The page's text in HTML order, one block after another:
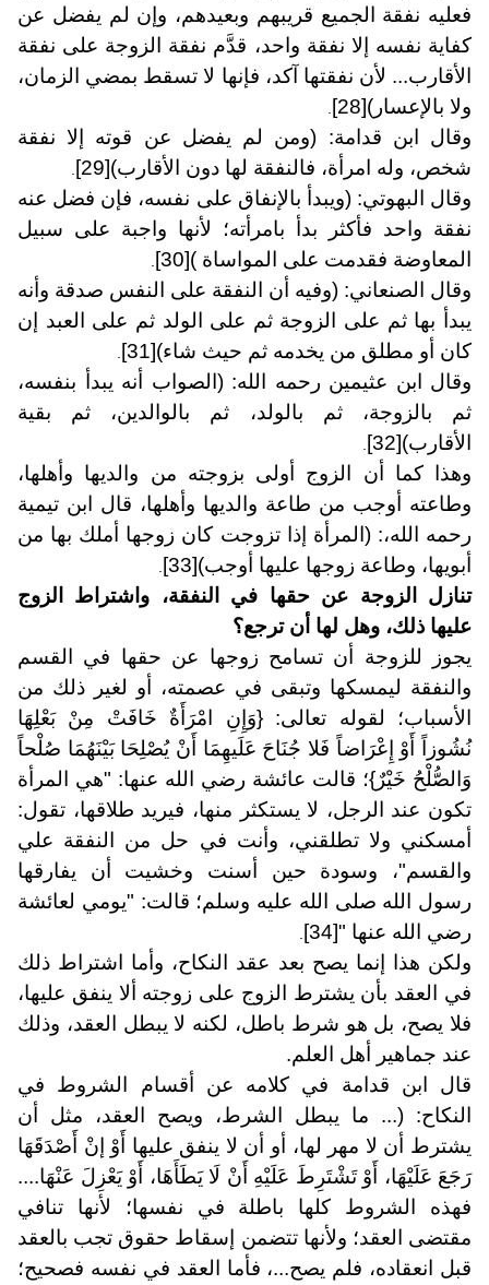
فعليه نفقة الجميع قريبهم وبعيدهم، وإن لم يفضل عن
كفاية نفسه إلا نفقة واحد، قدَّم نفقة الزوجة على نفقة
الأقارب... لأن نفقتها آكد، فإنها لا تسقط بمضي الزمان،
ولا بالإعسار)[28]
وقال ابن قدامة: (ومن لم يفضل عن قوته إلا نفقة
شخص، وله امرأة، فالنفقة لها دون الأقارب)[29]
وقال البهوتي: (ويبدأ بالإنفاق على نفسه، فإن فضل عنه
نفقة واحد فأكثر بدأ بامرأته؛ لأنها واجبة على سبيل
المعاوضة فقدمت على المواساة )[30]
وقال الصنعاني: (وفيه أن النفقة على النفس صدقة وأنه
يبدأ بها ثم على الزوجة ثم على الولد ثم على العبد إن
كان أو مطلق من يخدمه ثم حيث شاء)[31]
وقال ابن عثيمين رحمه الله: (الصواب أنه يبدأ بنفسه،
ثم بالزوجة، ثم بالولد، ثم بالوالدين، ثم بقية
الأقارب)[32]
وهذا كما أن الزوج أولى بزوجته من والديها وأهلها،
وطاعته أوجب من طاعة والديها وأهلها، قال ابن تيمية
رحمه الله،: (المرأة إذا تزوجت كان زوجها أملك بها من
أبويها، وطاعة زوجها عليها أوجب)[33]
تنازل الزوجة عن حقها في النفقة، واشتراط الزوج
عليها ذلك، وهل لها أن ترجع؟
يجوز للزوجة أن تسامح زوجها عن حقها في القسم
والنفقة ليمسكها وتبقى في عصمته، أو لغير ذلك من
الأسباب؛ لقوله تعالى: {وَإِنِ امْرَأَةٌ خَافَتْ مِنْ بَعْلِهَا
نُشُوزاً أَوْ إِعْرَاضاً فَلا جُنَاحَ عَلَيهِمَا أَنْ يُصْلِحَا بَيْنَهُمَا صُلْحاً
وَالصُّلْحُ خَيْرٌ}؛ قالت عائشة رضي الله عنها: "هي المرأة
تكون عند الرجل، لا يستكثر منها، فيريد طلاقها، تقول:
أمسكني ولا تطلقني، وأنت في حل من النفقة علي
والقسم"، وسودة حين أسنت وخشيت أن يفارقها
رسول الله صلى الله عليه وسلم؛ قالت: "يومي لعائشة
رضي الله عنها "[34]
ولكن هذا إنما يصح بعد عقد النكاح، وأما اشتراط ذلك
في العقد بأن يشترط الزوج على زوجته ألا ينفق عليها،
فلا يصح، بل هو شرط باطل، لكنه لا يبطل العقد، وذلك
عند جماهير أهل العلم.
قال ابن قدامة في كلامه عن أقسام الشروط في
النكاح: (... ما يبطل الشرط، ويصح العقد، مثل أن
يشترط أن لا مهر لها، أو أن لا ينفق عليها أَوْ إنْ أَصْدَقَهَا
رَجَعَ عَلَيْهَا، أَوْ تَشْتَرِطَ عَلَيْهِ أَنْ لَا يَطَأَهَا، أَوْ يَعْزِلَ عَنْهَا....
فهذه الشروط كلها باطلة في نفسها؛ لأنها تنافي
مقتضى العقد؛ ولأنها تتضمن إسقاط حقوق تجب بالعقد
قبل انعقاده، فلم يصح...، فأما العقد في نفسه فصحيح؛